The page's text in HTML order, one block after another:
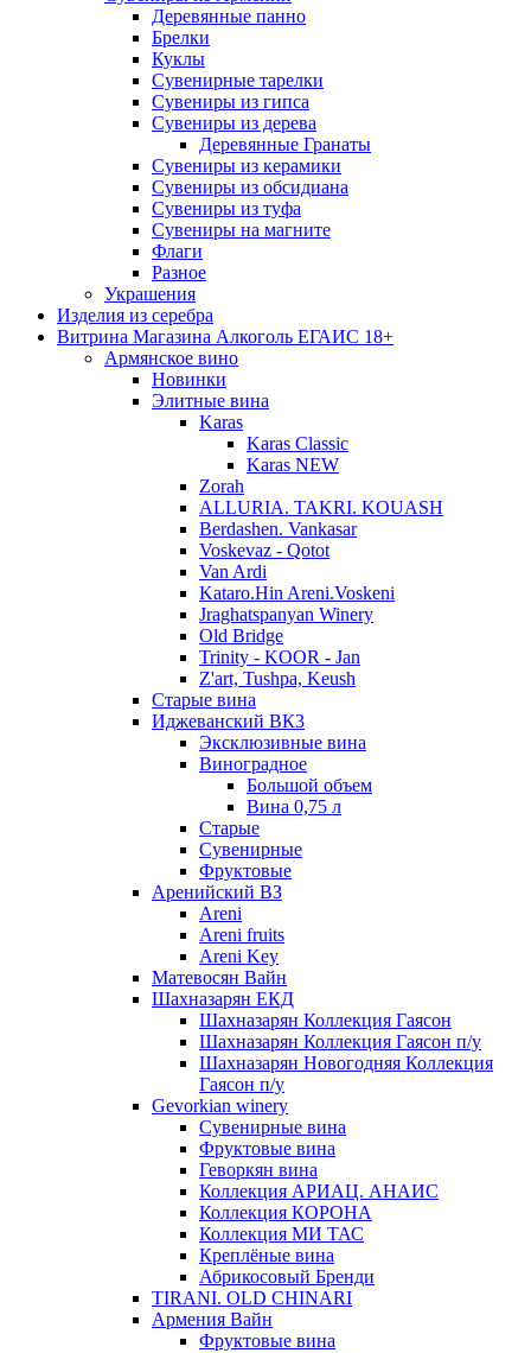
Деревянные панно
Брелки
Куклы
Сувенирные тарелки
Сувениры из гипса
Сувениры из дерева
Деревянные Гранаты
Сувениры из керамики
Сувениры из обсидиана
Сувениры из туфа
Сувениры на магните
Флаги
Разное
Украшения
Изделия из серебра
Витрина Магазина Алкоголь ЕГАИС 18+
Армянское вино
Новинки
Элитные вина
Karas
Karas Classic
Karas NEW
Zorah
ALLURIA. TAKRI. KOUASH
Berdashen. Vankasar
Voskevaz - Qotot
Van Ardi
Kataro.Hin Areni.Voskeni
Jraghatspanyan Winery
Old Bridge
Trinity - KOOR - Jan
Z'art, Tushpa, Keush
Старые вина
Иджеванский ВК3
Эксклюзивные вина
Виноградное
Большой объем
Вина 0,75 л
Старые
Сувенирные
Фруктовые
Аренийский ВЗ
Areni
Areni fruits
Areni Key
Матевосян Вайн
Шахназарян ЕКД
Шахназарян Коллекция Гаясон
Шахназарян Коллекция Гаясон п/у
Шахназарян Новогодняя Коллекция
Гаясон п/у
Gevorkian winery
Сувенирные вина
Фруктовые вина
Геворкян вина
Коллекция АРИАЦ. АНАИС
Коллекция КОРОНА
Коллекция МИ ТАС
Креплёные вина
Абрикосовый Бренди
TIRANI. OLD CHINARI
Армения Вайн
Фруктовые вина